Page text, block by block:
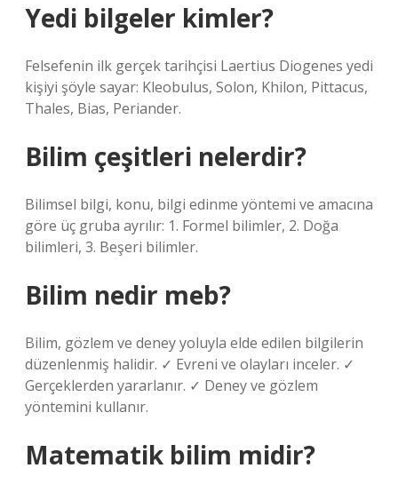
Yedi bilgeler kimler?
Felsefenin ilk gerçek tarihçisi Laertius Diogenes yedi
kişiyi şöyle sayar: Kleobulus, Solon, Khilon, Pittacus,
Thales, Bias, Periander.
Bilim çeşitleri nelerdir?
Bilimsel bilgi, konu, bilgi edinme yöntemi ve amacına
göre üç gruba ayrılır: 1. Formel bilimler, 2. Doğa
bilimleri, 3. Beşeri bilimler.
Bilim nedir meb?
Bilim, gözlem ve deney yoluyla elde edilen bilgilerin
düzenlenmiş halidir. ✓ Evreni ve olayları inceler. ✓
Gerçeklerden yararlanır. ✓ Deney ve gözlem
yöntemini kullanır.
Matematik bilim midir?